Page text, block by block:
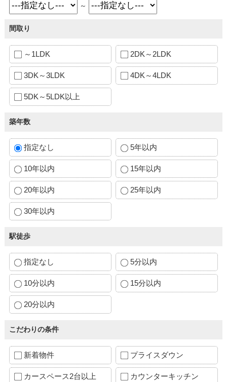
～
間取り
～1LDK 2DK～2LDK
3DK～3LDK 4DK～4LDK
5DK～5LDK以上
築年数
指定なし 5年以内
10年以内 15年以内
20年以内 25年以内
30年以内
駅徒歩
指定なし 5分以内
10分以内 15分以内
20分以内
こだわりの条件
新着物件 プライスダウン
カースペース2台以上 カウンターキッチン